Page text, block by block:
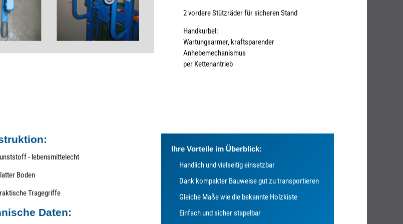
2 vordere Stützräder für sicheren Stand
Handkurbel:
Wartungsarmer, kraftsparender
Anhebemechanismus
per Kettenantrieb
- lebensmittelecht
Boden
Tragegriffe
Daten:
Ihre Vorteile im Überblick:
Handlich und vielseitig einsetzbar
Dank kompakter Bauweise gut zu transportieren
Gleiche Maße wie die bekannte Holzkiste
Einfach und sicher stapelbar